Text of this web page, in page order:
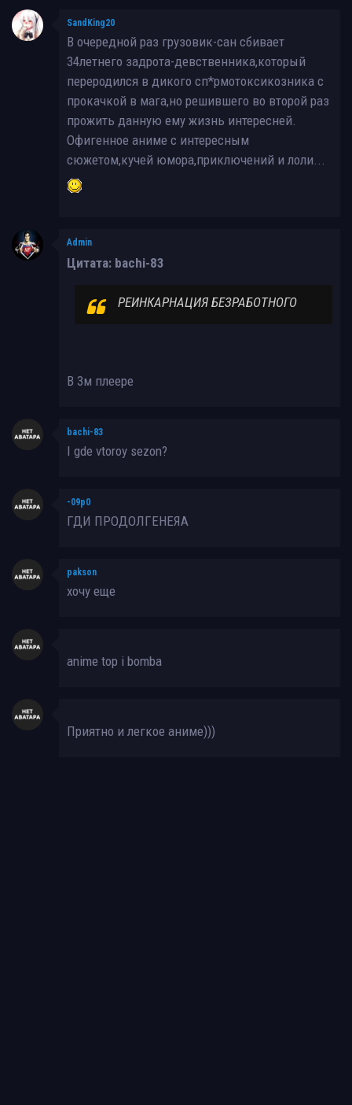
SandKing20
В очередной раз грузовик-сан сбивает
34летнего задрота-девственника,который
переродился в дикого сп*рмотоксикозника с
прокачкой в мага,но решившего во второй раз
прожить данную ему жизнь интересней.
Офигенное аниме с интересным
сюжетом,кучей юмора,приключений и лоли...
Admin
Цитата: bachi-83
РЕИНКАРНАЦИЯ БЕЗРАБОТНОГО
В 3м плеере
bachi-83
I gde vtoroy sezon?
-09p0
ГДИ ПРОДОЛГЕНЕЯА
pakson
хочу еще
anime top i bomba
Приятно и легкое аниме)))